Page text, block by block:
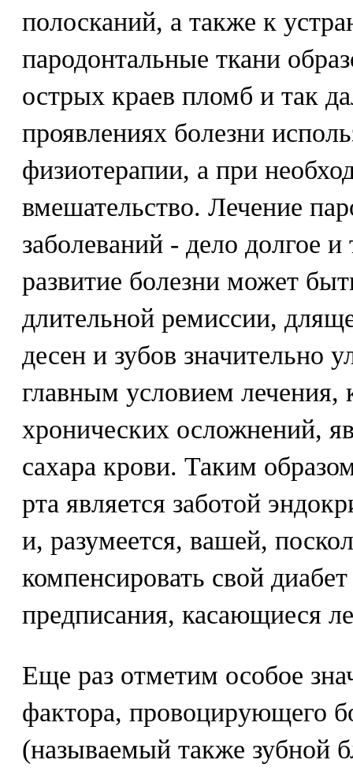
полосканий, а также к
пародонтальные ткани
острых краев пломб и так
проявлениях болезни
физиотерапии, а при
вмешательство. Лечение
заболеваний - дело долгое
развитие болезни может
длительной ремиссии,
десен и зубов значительно
главным условием лечения,
хронических осложнений,
сахара крови. Таким
рта является заботой
и, разумеется, вашей,
компенсировать свой
предписания, касающиеся
Еще раз отметим особое
фактора, провоцирующего
(называемый также зубной